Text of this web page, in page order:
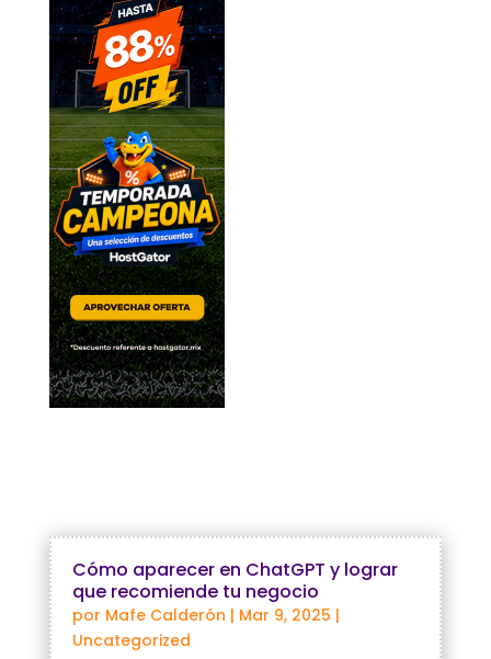
Cómo aparecer en ChatGPT y lograr
que recomiende tu negocio
por Mafe Calderón | Mar 9, 2025 |
Uncategorized